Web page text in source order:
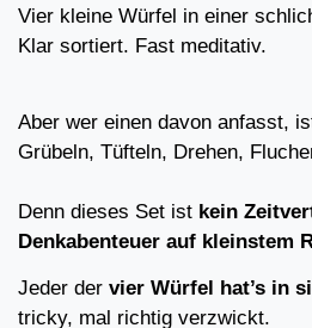
Vier kleine Würfel in einer
Klar sortiert. Fast meditativ.
Aber wer einen davon anfasst,
Grübeln, Tüfteln, Drehen,
Denn dieses Set ist kein
Denkabenteuer auf kleinstem
Jeder der vier Würfel hat’s in
tricky, mal richtig verzwickt.